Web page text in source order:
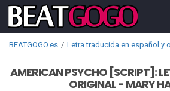
BEATGOGO.es Letra traducida en español y
AMERICAN PSYCHO [SCRIPT]:
ORIGINAL - MARY